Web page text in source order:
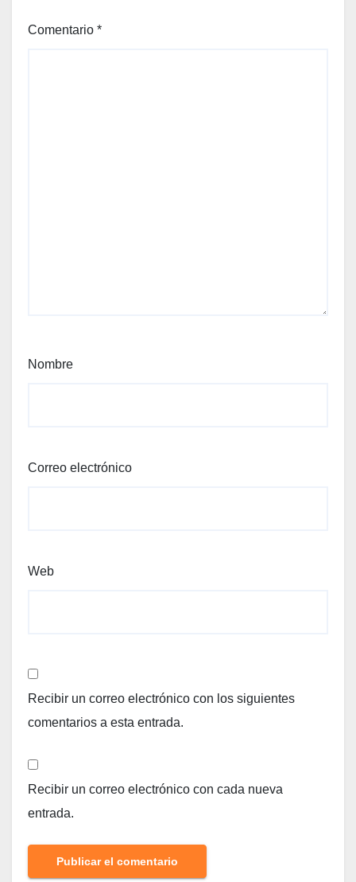
Comentario *
Nombre
Correo electrónico
Web
Recibir un correo electrónico con los siguientes
comentarios a esta entrada.
Recibir un correo electrónico con cada nueva
entrada.